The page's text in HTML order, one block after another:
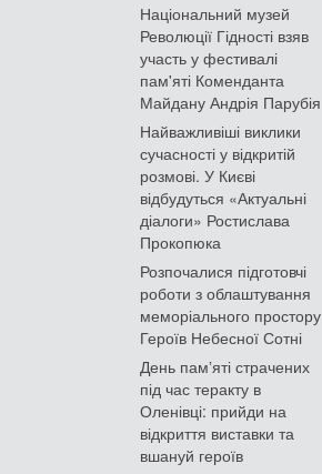
Національний музей
Революції Гідності взяв
участь у фестивалі
пам'яті Коменданта
Майдану Андрія Парубія
Найважливіші виклики
сучасності у відкритій
розмові. У Києві
відбудуться «Актуальні
діалоги» Ростислава
Прокопюка
Розпочалися підготовчі
роботи з облаштування
меморіального простору
Героїв Небесної Сотні
День памʼяті страчених
під час теракту в
Оленівці: прийди на
відкриття виставки та
вшануй героїв